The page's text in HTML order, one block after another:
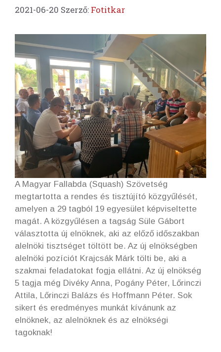
2021-06-20 Szerző: Fotitkar
A Magyar Fallabda (Squash) Szövetség
megtartotta a rendes és tisztújító közgyűlését,
amelyen a 29 tagból 19 egyesület képviseltette
magát. A közgyűlésen a tagság Süle Gábort
választotta új elnöknek, aki az előző időszakban
alelnöki tisztséget töltött be. Az új elnökségben
alelnöki pozíciót Krajcsák Márk tölti be, aki a
szakmai feladatokat fogja ellátni. Az új elnökség
5 tagja még Divéky Anna, Pogány Péter, Lőrinczi
Attila, Lőrinczi Balázs és Hoffmann Péter. Sok
sikert és eredményes munkát kívánunk az
elnöknek, az alelnöknek és az elnökségi
tagoknak!